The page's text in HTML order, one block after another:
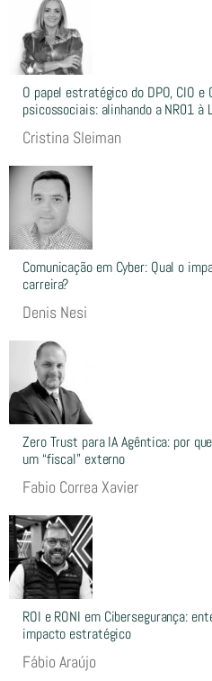
O papel estratégico do DPO, CIO e
psicossociais: alinhando a NR01 à
Cristina Sleiman
Comunicação em Cyber: Qual o
carreira?
Denis Nesi
Zero Trust para IA Agêntica: por
um “fiscal” externo
Fabio Correa Xavier
ROI e RONI em Cibersegurança:
impacto estratégico
Fábio Araújo